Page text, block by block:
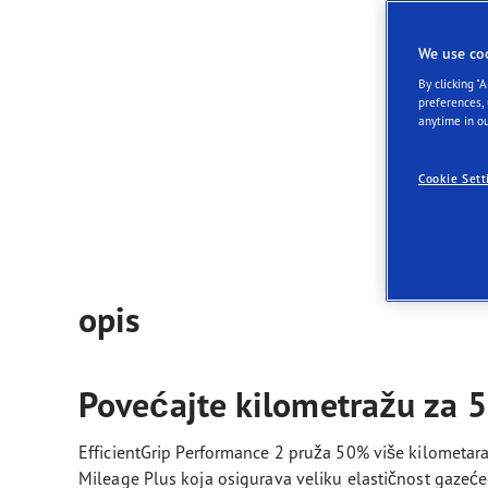
opis
Povećajte kilometražu za
EfficientGrip Performance 2 pruža 50% više
Mileage Plus koja osigurava veliku elastičnost
We use
By clicking
preferences,
anytime in
Cookie